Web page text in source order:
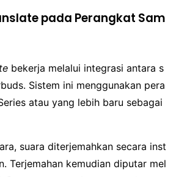
pada Perangkat Sam
bekerja melalui integrasi antara s
Sistem ini menggunakan pera
atau yang lebih baru sebagai
suara diterjemahkan secara inst
Terjemahan kemudian diputar mel